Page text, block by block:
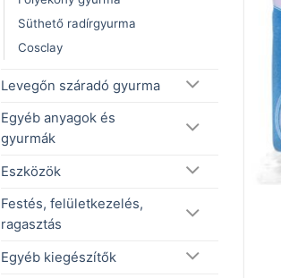
Süthető radírgyurma
Cosclay
Levegőn száradó gyurma
Egyéb anyagok és
gyurmák
Eszközök
Festés, felületkezelés,
ragasztás
Egyéb kiegészítők